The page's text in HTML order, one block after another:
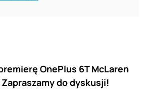
OnePlus 6T McLaren
do dyskusji!